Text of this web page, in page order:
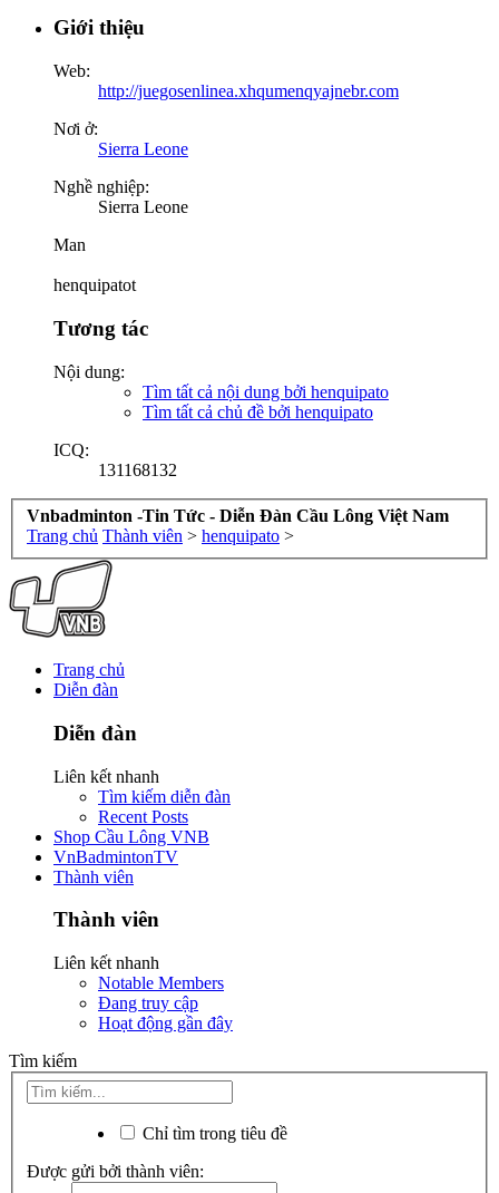
Giới thiệu
Web:
http://juegosenlinea.xhqumenqyajnebr.com
Nơi ở:
Sierra Leone
Nghề nghiệp:
Sierra Leone
Man
henquipatot
Tương tác
Nội dung:
Tìm tất cả nội dung bởi henquipato
Tìm tất cả chủ đề bởi henquipato
ICQ:
131168132
Vnbadminton -Tin Tức - Diễn Đàn Cầu Lông Việt Nam
Trang chủ Thành viên > henquipato >
Trang chủ
Diễn đàn
Diễn đàn
Liên kết nhanh
Tìm kiếm diễn đàn
Recent Posts
Shop Cầu Lông VNB
VnBadmintonTV
Thành viên
Thành viên
Liên kết nhanh
Notable Members
Đang truy cập
Hoạt động gần đây
Tìm kiếm
Chỉ tìm trong tiêu đề
Được gửi bởi thành viên: